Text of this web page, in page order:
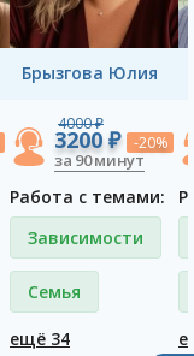
Брызгова Юлия
4000 ₽
3200 ₽ -20%
за 90 минут
Работа с темами:
Зависимости
Семья
ещё 34